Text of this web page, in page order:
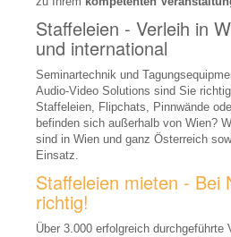
REFERENZEN
Staffeleien - Verleih in
und international
Seminartechnik und
Audio-Video Solutions sind Sie
Staffeleien, Flipchats, Pinnwände
befinden sich außerhalb von Wien?
sind in Wien und ganz Österreich
Einsatz.
Staffeleien mieten - Bei
richtig!
Über 3.000 erfolgreich durchgeführte